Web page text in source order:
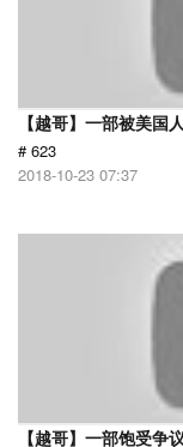
【越哥】一部被美国
# 623
2018-10-23 07:37
【越哥】一部饱受争